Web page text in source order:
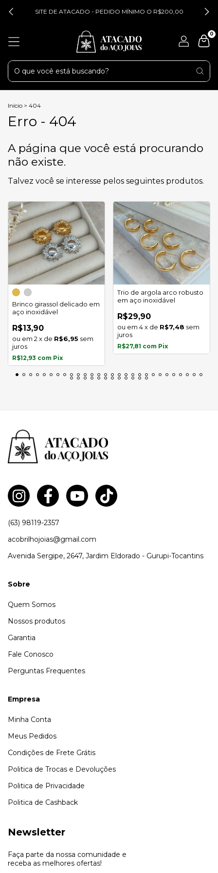
SITE DE ATACADO - PEDIDO MÍNIMO O R$200,00
0
Início > 404
Erro - 404
A página que você está procurando
não existe.
Talvez você se interesse pelos seguintes produtos.
Brinco girassol delicado em
aço inoxidável
R$13,90
2 x de R$6,95 sem
juros
R$12,93 com Pix
Trio de argola arco robusto
em aço inoxidável
R$29,90
4x de R$7,48 sem
juros
R$27,81 com Pix
(63) 98119-2357
acobrilhojoias@gmail.com
Avenida Sergipe, 2647, Jardim Eldorado - Gurupi-Tocantins
Sobre
Quem Somos
Nossos produtos
Garantia
Fale Conosco
Perguntas Frequentes
Empresa
Minha Conta
Meus Pedidos
Condições de Frete Grátis
Politica de Trocas e Devoluções
Politica de Privacidade
Politica de Cashback
Newsletter
Faça parte da nossa comunidade e
receba as melhores ofertas!